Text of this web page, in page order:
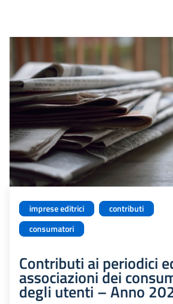
imprese editrici
contributi
consumatori
Contributi ai periodici
associazioni dei
degli utenti – Anno